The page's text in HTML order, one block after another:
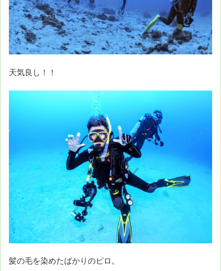
天気良し！！
髪の毛を染めたばかりのピロ。